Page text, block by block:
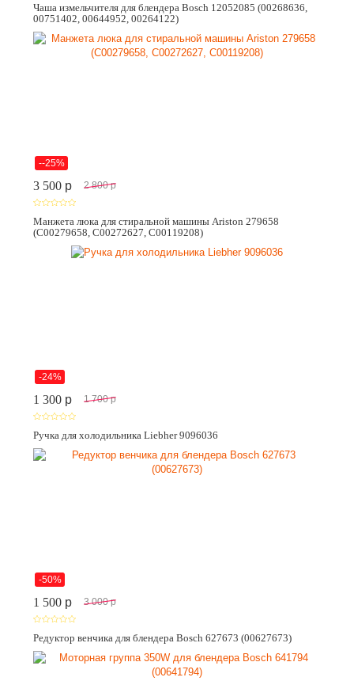
Чаша измельчителя для блендера Bosch 12052085 (00268636,
00751402, 00644952, 00264122)
--25%
3 500 p 2 800 p
Манжета люка для стиральной машины Ariston 279658
(C00279658, C00272627, C00119208)
-24%
1 300 p 1 700 p
Ручка для холодильника Liebher 9096036
-50%
1 500 p 3 000 p
Редуктор венчика для блендера Bosch 627673 (00627673)